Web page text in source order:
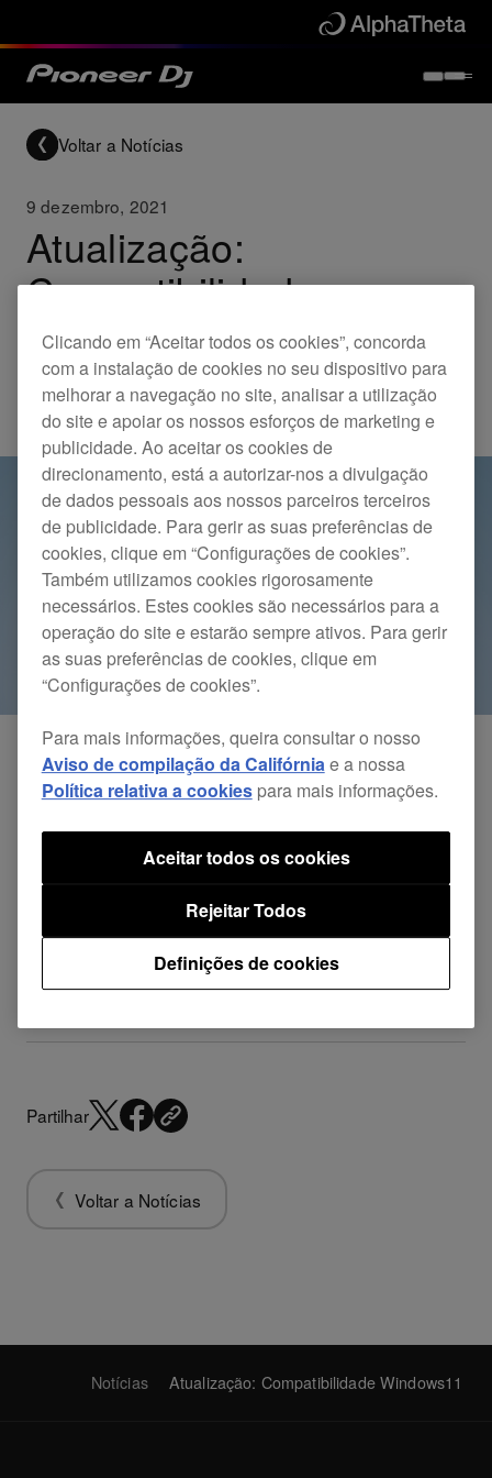
Voltar a Notícias
9 dezembro, 2021
Atualização:
Compatibilidade
Windows11
Updates
Com a atualização mais recente do Windows 11,
software e do hardware dos produtos.
para ver os resultados da verificação
em 9 de dezembro de 2021.
Partilhar
Voltar a Notícias
Notícias Atualização: Compatibilidade Windows11
Clicando em “Aceitar todos os cookies”, concorda
com a instalação de cookies no seu dispositivo para
melhorar a navegação no site, analisar a utilização
do site e apoiar os nossos esforços de marketing e
publicidade. Ao aceitar os cookies de
direcionamento, está a autorizar-nos a divulgação
de dados pessoais aos nossos parceiros terceiros
de publicidade. Para gerir as suas preferências de
cookies, clique em “Configurações de cookies”.
Também utilizamos cookies rigorosamente
necessários. Estes cookies são necessários para a
operação do site e estarão sempre ativos. Para gerir
as suas preferências de cookies, clique em
“Configurações de cookies”.
Para mais informações, queira consultar o nosso
Aviso de compilação da Califórniae a nossa
Política relativa a cookiespara mais informações.
Definições de cookies
Rejeitar Todos
Aceitar todos os cookies